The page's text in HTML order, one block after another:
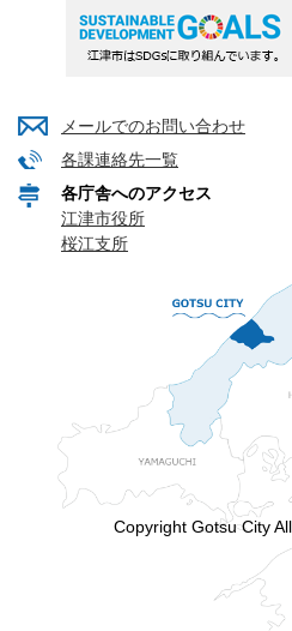
メールでのお問い合わせ
各課連絡先一覧
各庁舎へのアクセス
江津市役所
桜江支所
Copyright Gotsu City